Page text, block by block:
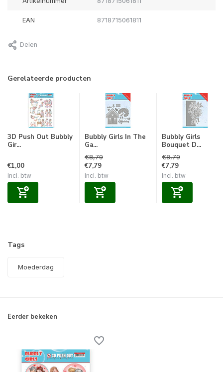
EAN 8718715061811
Delen
Gerelateerde producten
3D Push Out Bubbly
Gir...
€1,00
Incl. btw
Bubbly Girls In The
Ga...
€8,79
€7,79
Incl. btw
Bubbly Girls
Bouquet D...
€8,79
€7,79
Incl. btw
Tags
Moederdag
Eerder bekeken